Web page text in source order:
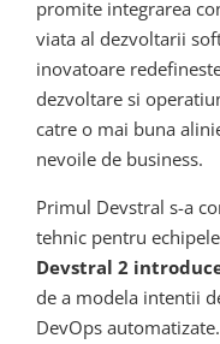
promite integrarea
viata al dezvoltarii
inovatoare
dezvoltare si
catre o mai buna
nevoile de business.
Primul Devstral s-a
tehnic pentru
Devstral 2
de a modela intentii
DevOps